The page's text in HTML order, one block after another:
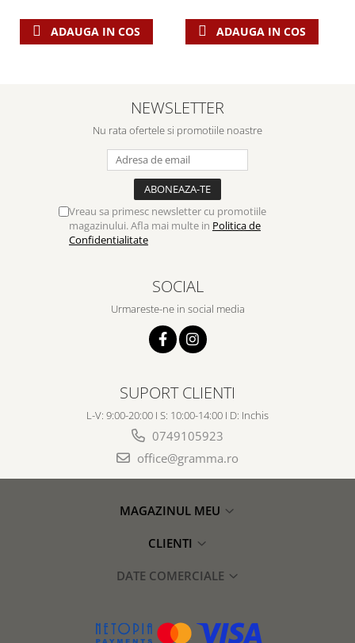
ADAUGA IN COS ADAUGA IN COS
NEWSLETTER
Nu rata ofertele si promotiile noastre
Vreau sa primesc newsletter cu promotiile
magazinului. Afla mai multe in Politica de
Confidentialitate
SOCIAL
Urmareste-ne in social media
SUPORT CLIENTI
L-V: 9:00-20:00 I S: 10:00-14:00 I D: Inchis
0749105923
office@gramma.ro
MAGAZINUL MEU
CLIENTI
DATE COMERCIALE